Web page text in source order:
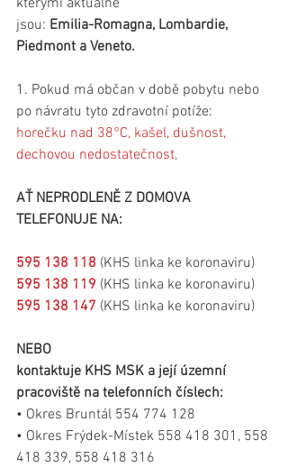
kterými aktuálně
jsou: Emilia-Romagna, Lombardie,
Piedmont a Veneto.
1. Pokud má občan v době pobytu nebo
po návratu tyto zdravotní potíže:
horečku nad 38°C, kašel, dušnost,
dechovou nedostatečnost,
AŤ NEPRODLENĚ Z DOMOVA
TELEFONUJE NA:
595 138 118 (KHS linka ke koronaviru)
595 138 119 (KHS linka ke koronaviru)
595 138 147 (KHS linka ke koronaviru)
NEBO
kontaktuje KHS MSK a její územní
pracoviště na telefonních číslech:
• Okres Bruntál 554 774 128
• Okres Frýdek-Místek 558 418 301, 558
418 339, 558 418 316